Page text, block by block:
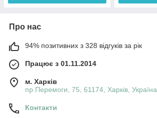
Про нас
94% позитивних з 328 відгуків за рік
Працює з 01.11.2014
м. Харків
пр.Перемоги, 75, 61174, Харків, Україна
Контакти